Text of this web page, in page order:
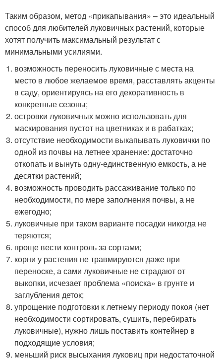
Таким образом, метод «прикапывания» – это идеальный
способ для любителей луковичных растений, которые
хотят получить максимальный результат с
минимальными усилиями.
возможность переносить луковичные с места на
место в любое желаемое время, расставлять акценты
в саду, ориентируясь на его декоративность в
конкретные сезоны;
островки луковичных можно использовать для
маскирования пустот на цветниках и в рабатках;
отсутствие необходимости выкапывать луковички по
одной из почвы на летнее хранение: достаточно
откопать и вынуть одну-единственную емкость, а не
десятки растений;
возможность проводить рассаживание только по
необходимости, по мере заполнения почвы, а не
ежегодно;
луковичные при таком варианте посадки никогда не
теряются;
проще вести контроль за сортами;
корни у растения не травмируются даже при
переноске, а сами луковичные не страдают от
выкопки, исчезает проблема «поиска» в грунте и
заглубления деток;
упрощение подготовки к летнему периоду покоя (нет
необходимости сортировать, сушить, перебирать
луковичные), нужно лишь поставить контейнер в
подходящие условия;
меньший риск высыхания луковиц при недостаточной